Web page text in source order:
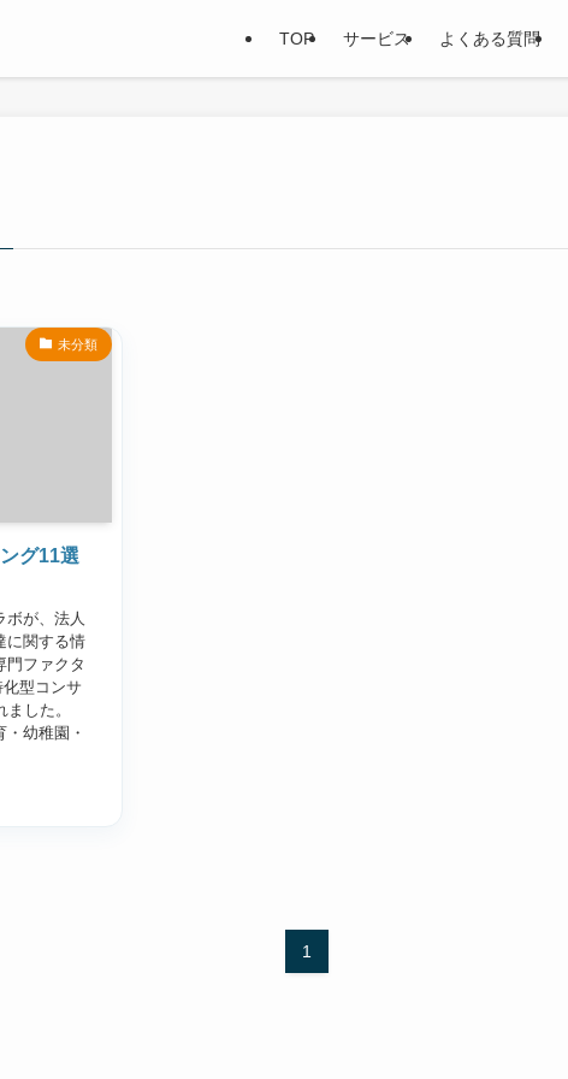
TOP サービス よくある質問
未分類
グ11選
ボが、法人
に関する情
門ファクタ
型コンサ
した。
幼稚園・
1